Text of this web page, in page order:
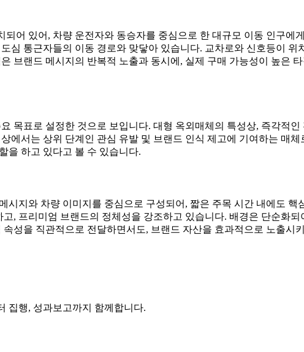
어 있어, 차량 운전자와 동승자를 중심으로 한 대규모 이동 인구에
심 통근자들의 이동 경로와 맞닿아 있습니다. 교차로와 신호등이 위
브랜드 메시지의 반복적 노출과 동시에, 실제 구매 가능성이 높은
목표로 설정한 것으로 보입니다. 대형 옥외매체의 특성상, 즉각적
에서는 상위 단계인 관심 유발 및 브랜드 인식 제고에 기여하는 매
을 하고 있다고 볼 수 있습니다.
시지와 차량 이미지를 중심으로 구성되어, 짧은 주목 시간 내에도
, 프리미엄 브랜드의 정체성을 강조하고 있습니다. 배경은 단순화
성을 직관적으로 전달하면서도, 브랜드 자산을 효과적으로 노출시
집행, 성과보고까지 함께합니다.